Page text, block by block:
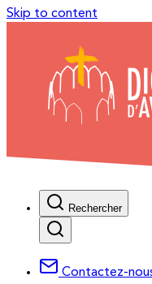
Skip to content
Rechercher
Contactez-